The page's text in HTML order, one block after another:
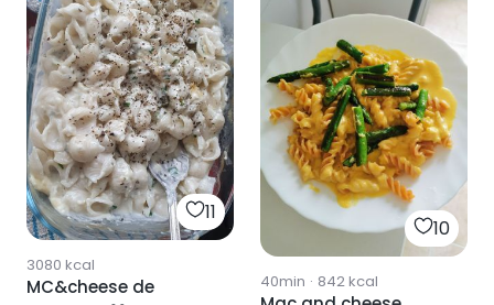
11
3080 kcal
MC&cheese de
10
40min · 842kcal